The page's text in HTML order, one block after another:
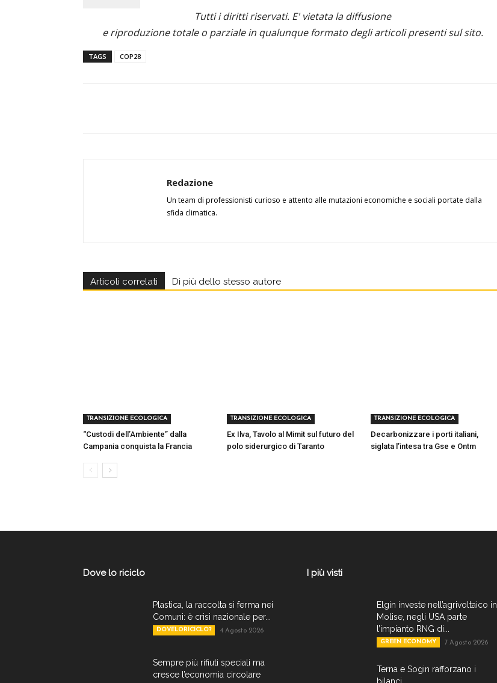
Tutti i diritti riservati. E' vietata la diffusione
e riproduzione totale o parziale in qualunque formato degli articoli presenti sul sito.
TAGS COP28
Redazione
Un team di professionisti curioso e attento alle mutazioni economiche e sociali portate dalla
sfida climatica.
Articoli correlati Di più dello stesso autore
TRANSIZIONE ECOLOGICA
“Custodi dell’Ambiente” dalla
Campania conquista la Francia
TRANSIZIONE ECOLOGICA
Ex Ilva, Tavolo al Mimit sul futuro del
polo siderurgico di Taranto
TRANSIZIONE ECOLOGICA
Decarbonizzare i porti italiani,
siglata l’intesa tra Gse e Ontm
Dove lo riciclo
Plastica, la raccolta si ferma nei
Comuni: è crisi nazionale per...
DOVELORICICLO? 4 Agosto 2026
Sempre più rifiuti speciali ma
cresce l’economia circolare
I più visti
Elgin investe nell’agrivoltaico in
Molise, negli USA parte
l’impianto RNG di...
GREEN ECONOMY 7 Agosto 2026
Terna e Sogin rafforzano i